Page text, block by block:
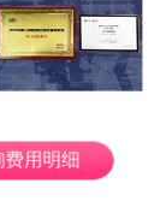
费用明细